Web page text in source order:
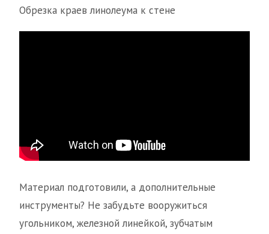
Обрезка краев линолеума к стене
Материал подготовили, а дополнительные
инструменты? Не забудьте вооружиться
угольником, железной линейкой, зубчатым